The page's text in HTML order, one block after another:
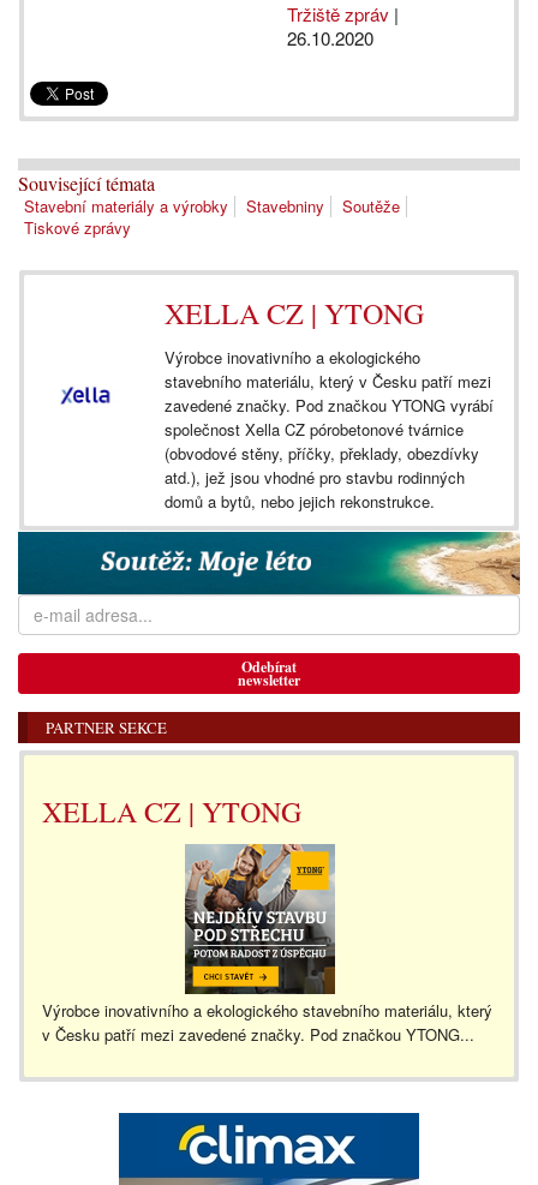
Tržiště zpráv |
26.10.2020
Související témata
Stavební materiály a výrobky Stavebniny
Soutěže
Tiskové zprávy
XELLA CZ | YTONG
Výrobce inovativního a ekologického
stavebního materiálu, který v Česku patří mezi
zavedené značky. Pod značkou YTONG vyrábí
společnost Xella CZ pórobetonové tvárnice
(obvodové stěny, příčky, překlady, obezdívky
atd.), jež jsou vhodné pro stavbu rodinných
domů a bytů, nebo jejich rekonstrukce.
Odebírat
newsletter
PARTNER SEKCE
XELLA CZ | YTONG
Výrobce inovativního a ekologického stavebního materiálu, který
v Česku patří mezi zavedené značky. Pod značkou YTONG...